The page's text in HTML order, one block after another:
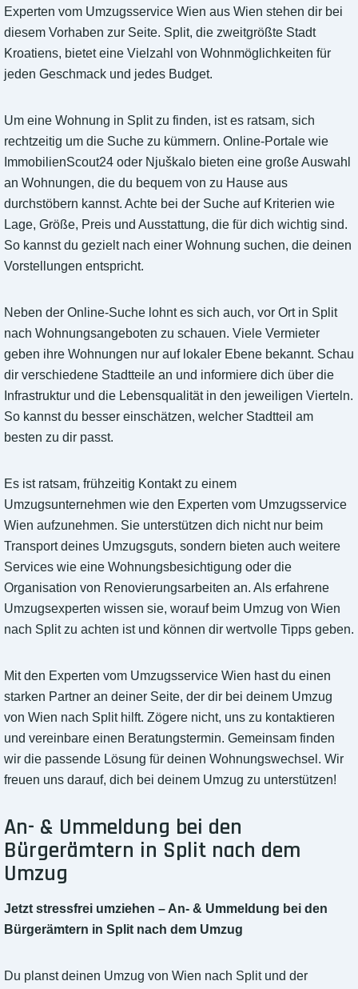
Experten vom Umzugsservice Wien aus Wien stehen dir bei
diesem Vorhaben zur Seite. Split, die zweitgrößte Stadt
Kroatiens, bietet eine Vielzahl von Wohnmöglichkeiten für
jeden Geschmack und jedes Budget.
Um eine Wohnung in Split zu finden, ist es ratsam, sich
rechtzeitig um die Suche zu kümmern. Online-Portale wie
ImmobilienScout24 oder Njuškalo bieten eine große Auswahl
an Wohnungen, die du bequem von zu Hause aus
durchstöbern kannst. Achte bei der Suche auf Kriterien wie
Lage, Größe, Preis und Ausstattung, die für dich wichtig sind.
So kannst du gezielt nach einer Wohnung suchen, die deinen
Vorstellungen entspricht.
Neben der Online-Suche lohnt es sich auch, vor Ort in Split
nach Wohnungsangeboten zu schauen. Viele Vermieter
geben ihre Wohnungen nur auf lokaler Ebene bekannt. Schau
dir verschiedene Stadtteile an und informiere dich über die
Infrastruktur und die Lebensqualität in den jeweiligen Vierteln.
So kannst du besser einschätzen, welcher Stadtteil am
besten zu dir passt.
Es ist ratsam, frühzeitig Kontakt zu einem
Umzugsunternehmen wie den Experten vom Umzugsservice
Wien aufzunehmen. Sie unterstützen dich nicht nur beim
Transport deines Umzugsguts, sondern bieten auch weitere
Services wie eine Wohnungsbesichtigung oder die
Organisation von Renovierungsarbeiten an. Als erfahrene
Umzugsexperten wissen sie, worauf beim Umzug von Wien
nach Split zu achten ist und können dir wertvolle Tipps geben.
Mit den Experten vom Umzugsservice Wien hast du einen
starken Partner an deiner Seite, der dir bei deinem Umzug
von Wien nach Split hilft. Zögere nicht, uns zu kontaktieren
und vereinbare einen Beratungstermin. Gemeinsam finden
wir die passende Lösung für deinen Wohnungswechsel. Wir
freuen uns darauf, dich bei deinem Umzug zu unterstützen!
An- & Ummeldung bei den
Bürgerämtern in Split nach dem
Umzug
Jetzt stressfrei umziehen – An- & Ummeldung bei den
Bürgerämtern in Split nach dem Umzug
Du planst deinen Umzug von Wien nach Split und der